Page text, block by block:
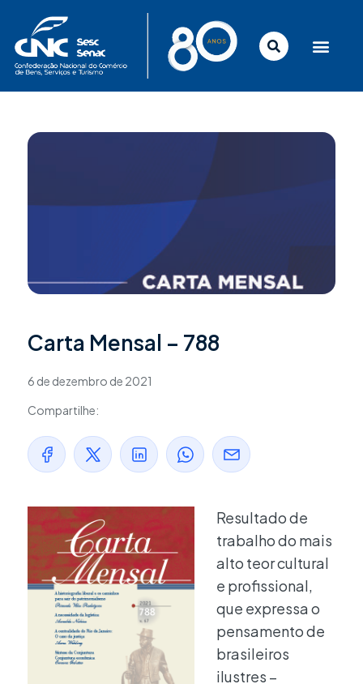
conteúdo
Carta Mensal – 788
6 de dezembro de 2021
Compartilhe:
Resultado de
trabalho do mais
alto teor cultural
e profissional,
que expressa o
pensamento de
brasileiros
ilustres –